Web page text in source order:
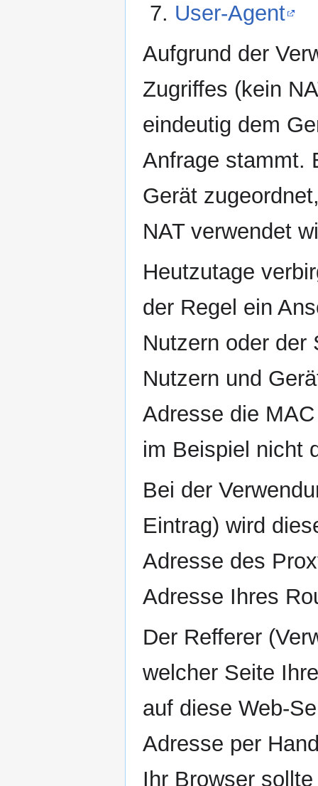
User-Agent
Aufgrund der
Zugriffes (kein
eindeutig dem
Anfrage stammt.
Gerät
NAT verwendet
Heutzutage
der Regel ein
Nutzern oder der
Nutzern und
Adresse die
im Beispiel nicht
Bei der
Eintrag) wird
Adresse des
Adresse Ihres
Der Refferer
welcher Seite
auf diese Web-
Adresse per
Ihr Browser